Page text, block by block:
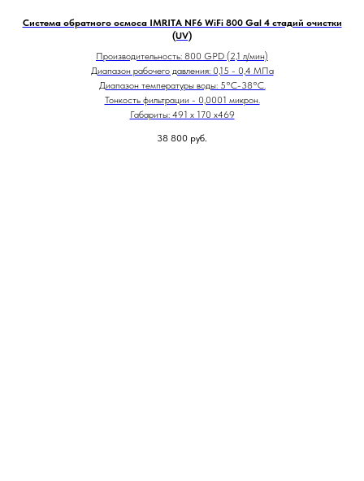
Система обратного осмоса IMRITA NF6 WiFi 800 Gal 4 стадий очистки
(UV)
Производительность: 800 GPD (2,1 л/мин)
Диапазон рабочего давления: 0,15 - 0,4 МПа
Диапазон температуры воды: 5°С-38°С.
Тонкость фильтрации - 0,0001 микрон.
Габариты: 491 х 170 х469
38 800 руб.